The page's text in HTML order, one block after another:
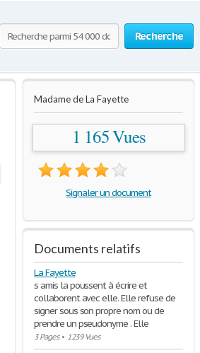
Recherche
Madame de La Fayette
1 165 Vues
Signaler un document
Documents relatifs
La Fayette
s amis la poussent à écrire et
collaborent avec elle. Elle refuse de
signer sous son propre nom ou de
prendre un pseudonyme . Elle
3 Pages• 1239 Vues